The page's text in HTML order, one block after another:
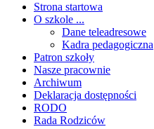
Strona startowa
O szkole ...
Dane teleadresowe
Kadra pedagogiczna
Patron szkoły
Nasze pracownie
Archiwum
Deklaracja dostępności
RODO
Rada Rodziców